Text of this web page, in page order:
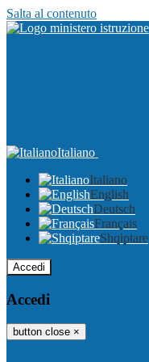
Salta al contenuto
Italiano
Italiano
English
Deutsch
Français
Shqiptare
Accedi
Accedi
button close ×